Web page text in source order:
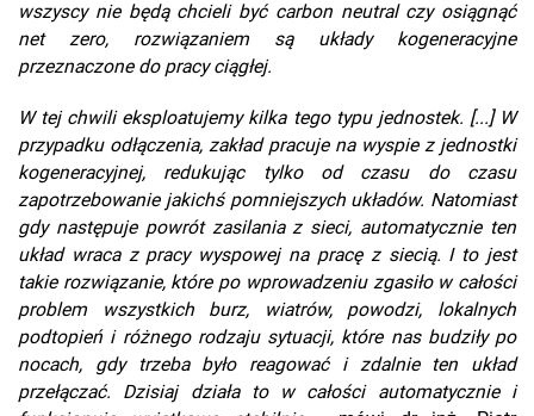
wszyscy nie będą chcieli być carbon neutral czy osiągnąć
net zero, rozwiązaniem są układy kogeneracyjne
przeznaczone do pracy ciągłej.
W tej chwili eksploatujemy kilka tego typu jednostek. [...] W
przypadku odłączenia, zakład pracuje na wyspie z jednostki
kogeneracyjnej, redukując tylko od czasu do czasu
zapotrzebowanie jakichś pomniejszych układów. Natomiast
gdy następuje powrót zasilania z sieci, automatycznie ten
układ wraca z pracy wyspowej na pracę z siecią. I to jest
takie rozwiązanie, które po wprowadzeniu zgasiło w całości
problem wszystkich burz, wiatrów, powodzi, lokalnych
podtopień i różnego rodzaju sytuacji, które nas budziły po
nocach, gdy trzeba było reagować i zdalnie ten układ
przełączać. Dzisiaj działa to w całości automatycznie i